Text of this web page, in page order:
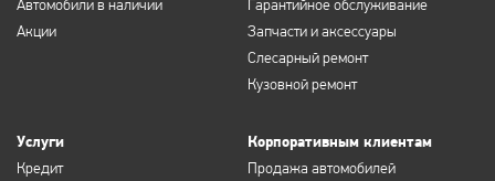
Автомобили в наличии
Акции
Гарантийное обслуживание
Запчасти и аксессуары
Слесарный ремонт
Кузовной ремонт
Услуги
Кредит
Корпоративным клиентам
Продажа автомобилей